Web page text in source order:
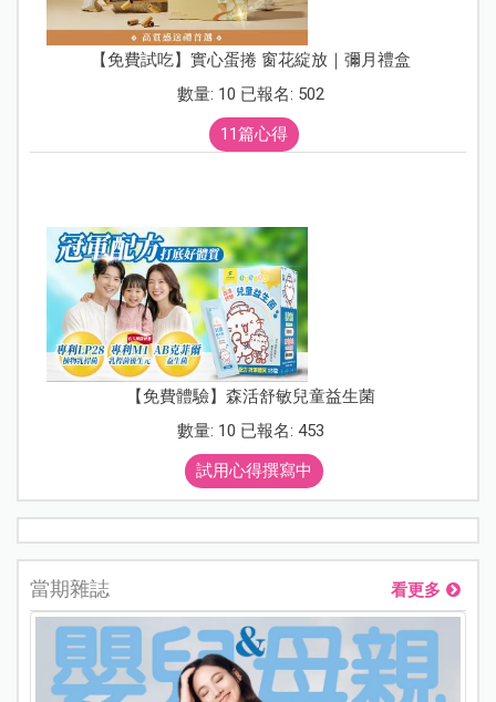
【免費試吃】實心蛋捲 窗花綻放｜彌月禮盒
數量: 10 已報名: 502
11篇心得
【免費體驗】森活舒敏兒童益生菌
數量: 10 已報名: 453
試用心得撰寫中
當期雜誌 看更多